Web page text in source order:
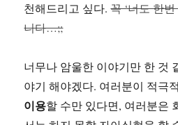
천해드리고 싶다.꼭 ‘너도 한
니다…;;
너무나 암울한 이야기만 한 것
야기 해야겠다. 여러분이 적극
이용할 수만 있다면, 여러분은